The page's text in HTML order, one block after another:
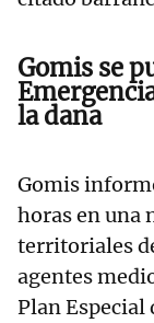
Gomis se
la dana
Gomis
horas en una
territoriales
agentes
Plan Especial